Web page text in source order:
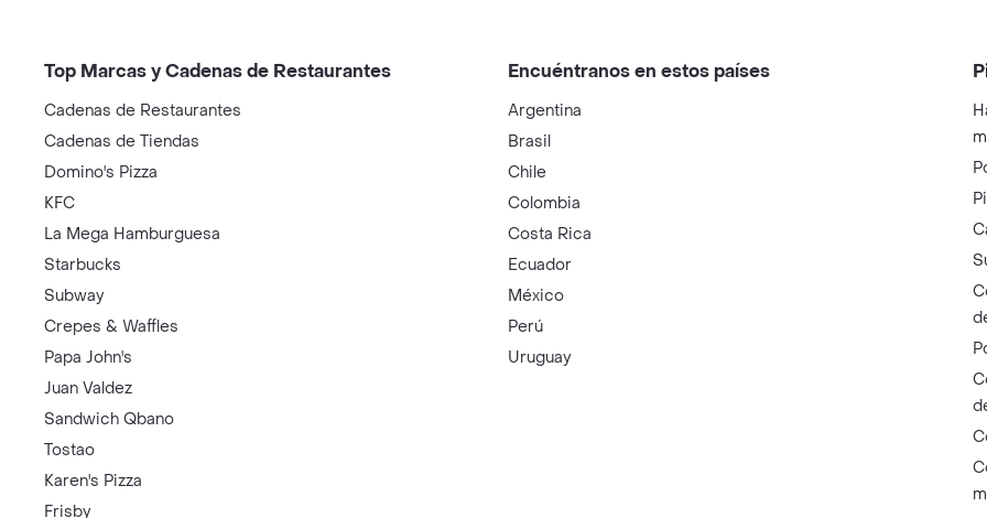
Top Marcas y Cadenas de Restaurantes
Cadenas de Restaurantes
Cadenas de Tiendas
Domino's Pizza
KFC
La Mega Hamburguesa
Starbucks
Subway
Crepes & Waffles
Papa John's
Juan Valdez
Sandwich Qbano
Tostao
Karen's Pizza
Frisby
Encuéntranos en estos países
Argentina
Brasil
Chile
Colombia
Costa Rica
Ecuador
México
Perú
Uruguay